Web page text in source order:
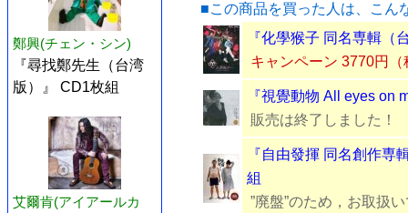
鄭興(チェン・シン)
『尋找鄭先生（台湾
版）』 CD1枚組
艾爾肯(アイアールカ
■この商品を買った人は、こん
『化學猴子 同名専輯（
キャンペーン 3770円（
『視覺動物 All eyes on
販売は終了しました！
『自由發揮 同名創作専
組
”廃盤”のため，お取扱